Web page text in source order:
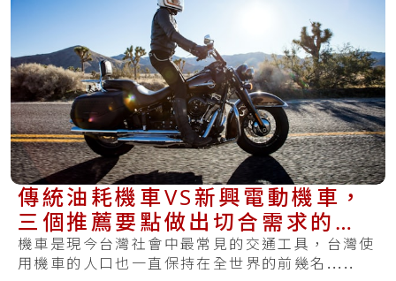
傳統油耗機車VS新興電動機車，
三個推薦要點做出切合需求的好
選擇！
機車是現今台灣社會中最常見的交通工具，台灣使
用機車的人口也一直保持在全世界的前幾名.....